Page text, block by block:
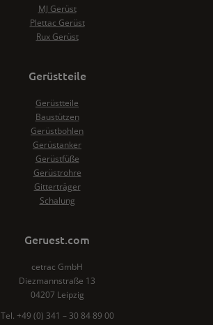
MJ Gerüst
Plettac Gerüst
Rux Gerüst
Gerüstteile
Gerüstteile
Baustützen
Gerüstbohlen
Gerüstanker
Gerüstfüße
Gerüstrohre
Gitterträger
Schalung
Geruest.com
cetrac GmbH
Diezmannstraße 13
04207 Leipzig
Tel. +49 (0) 341 – 30 84 89 00